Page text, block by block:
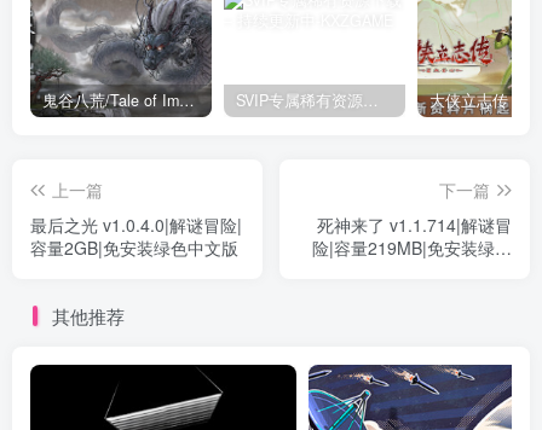
鬼谷八荒/Tale of Immortal v1.2.105.259|角色扮演|容量27.4GB|免安装绿色中文版 SVIP专属稀有资源下载 – 持续更新中
上一篇
最后之光 v1.0.4.0|解谜冒险|
容量2GB|免安装绿色中文版
下一篇
死神来了 v1.1.714|解谜冒
险|容量219MB|免安装绿色
其他推荐